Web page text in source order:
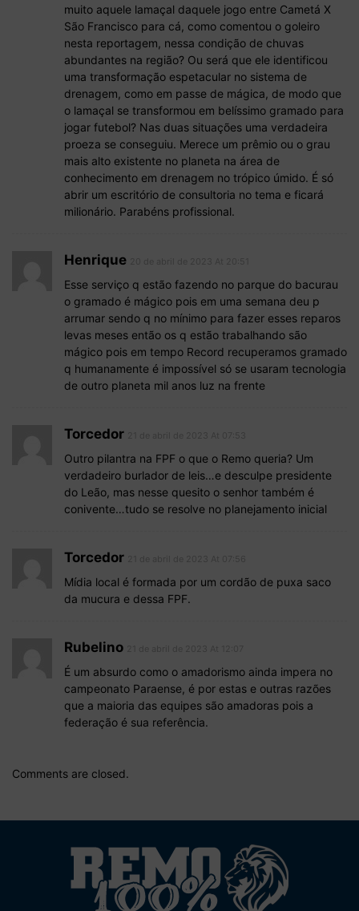
muito aquele lamaçal daquele jogo entre Cametá X
São Francisco para cá, como comentou o goleiro
nesta reportagem, nessa condição de chuvas
abundantes na região? Ou será que ele identificou
uma transformação espetacular no sistema de
drenagem, como em passe de mágica, de modo que
o lamaçal se transformou em belíssimo gramado para
jogar futebol? Nas duas situações uma verdadeira
proeza se conseguiu. Merece um prêmio ou o grau
mais alto existente no planeta na área de
conhecimento em drenagem no trópico úmido. É só
abrir um escritório de consultoria no tema e ficará
milionário. Parabéns profissional.
Henrique
Esse serviço q estão fazendo no parque do bacurau
o gramado é mágico pois em uma semana deu p
arrumar sendo q no mínimo para fazer esses reparos
levas meses então os q estão trabalhando são
mágico pois em tempo Record recuperamos gramado
q humanamente é impossível só se usaram tecnologia
de outro planeta mil anos luz na frente
Torcedor
Outro pilantra na FPF o que o Remo queria? Um
verdadeiro burlador de leis…e desculpe presidente
do Leão, mas nesse quesito o senhor também é
conivente…tudo se resolve no planejamento inicial
Torcedor
Mídia local é formada por um cordão de puxa saco
da mucura e dessa FPF.
Rubelino
É um absurdo como o amadorismo ainda impera no
campeonato Paraense, é por estas e outras razões
que a maioria das equipes são amadoras pois a
federação é sua referência.
Comments are closed.